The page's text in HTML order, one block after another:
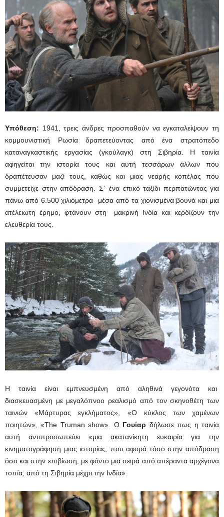
Υπόθεση: 1941, τρεις άνδρες προσπαθούν να εγκαταλείψουν τη
κομμουνιστική Ρωσία δραπετεύοντας από ένα στρατόπεδο
καταναγκαστικής εργασίας (γκούλαγκ) στη Σιβηρία. Η ταινία
αφηγείται την ιστορία τους και αυτή τεσσάρων άλλων που
δραπέτευσαν μαζί τους, καθώς και μιας νεαρής κοπέλας που
συμμετείχε στην απόδραση. Σ΄ ένα επικό ταξίδι περπατώντας για
πάνω από 6.500 χιλιόμετρα μέσα από τα χιονισμένα βουνά και μια
ατέλειωτη έρημο, φτάνουν στη μακρινή Ινδία και κερδίζουν την
ελευθερία τους.
Η ταινία είναι εμπνευσμένη από αληθινά γεγονότα και
διασκευασμένη με μεγαλόπνοο ρεαλισμό από τον σκηνοθέτη των
ταινιών «Μάρτυρας εγκλήματος», «Ο κύκλος των χαμένων
ποιητών», «The Truman show». Ο Γουίαρ δήλωσε πως η ταινία
αυτή αντιπροσωπεύει «μια ακατανίκητη ευκαιρία για την
κινηματογράφηση μιας ιστορίας, που αφορά τόσο στην απόδραση
όσο και στην επιβίωση, με φόντο μια σειρά από απέραντα αρχέγονα
τοπία, από τη Σιβηρία μέχρι την Ινδία».